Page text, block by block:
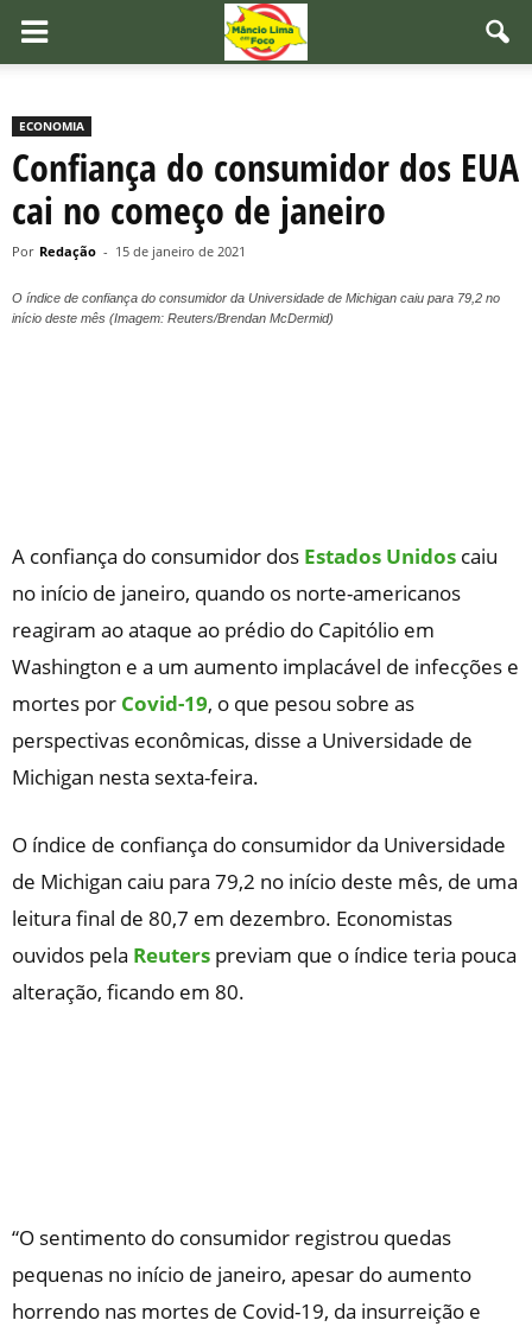
ECONOMIA
Confiança do consumidor dos EUA
cai no começo de janeiro
Por Redação - 15 de janeiro de 2021
O índice de confiança do consumidor da Universidade de Michigan caiu para 79,2 no
início deste mês (Imagem: Reuters/Brendan McDermid)
A confiança do consumidor dos Estados Unidos caiu
no início de janeiro, quando os norte-americanos
reagiram ao ataque ao prédio do Capitólio em
Washington e a um aumento implacável de infecções e
mortes por Covid-19, o que pesou sobre as
perspectivas econômicas, disse a Universidade de
Michigan nesta sexta-feira.
O índice de confiança do consumidor da Universidade
de Michigan caiu para 79,2 no início deste mês, de uma
leitura final de 80,7 em dezembro. Economistas
ouvidos pela Reuters previam que o índice teria pouca
alteração, ficando em 80.
“O sentimento do consumidor registrou quedas
pequenas no início de janeiro, apesar do aumento
horrendo nas mortes de Covid-19, da insurreição e